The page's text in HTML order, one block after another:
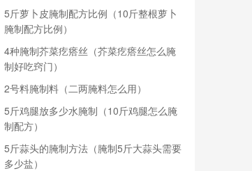
5斤萝卜皮腌制配方比例（10斤整根萝卜
腌制配方比例）
4种腌制芥菜疙瘩丝（芥菜疙瘩丝怎么腌
制好吃窍门）
2号料腌制料（二两腌料怎么用）
5斤鸡腿放多少水腌制（10斤鸡腿怎么腌
制配方）
5斤蒜头的腌制方法（腌制5斤大蒜头需要
多少盐）